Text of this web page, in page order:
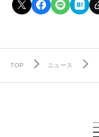
TOP ニュース